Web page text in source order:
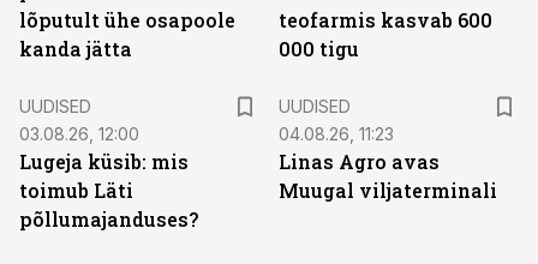
lõputult ühe osapoole
kanda jätta
teofarmis kasvab 600
000 tigu
UUDISED
03.08.26, 12:00
Lugeja küsib: mis
toimub Läti
põllumajanduses?
UUDISED
04.08.26, 11:23
Linas Agro avas
Muugal viljaterminali